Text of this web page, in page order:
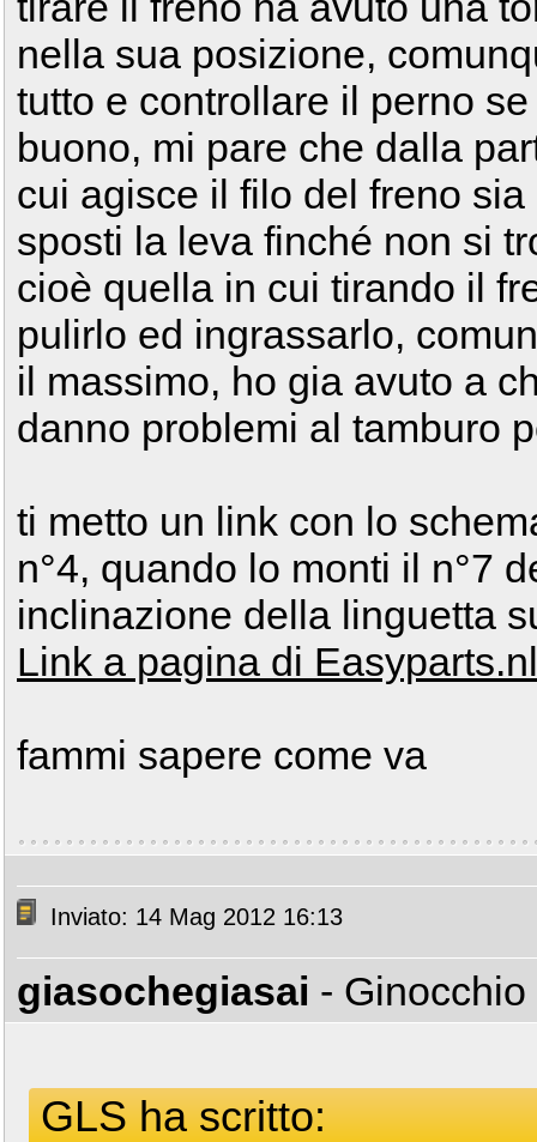
nella sua posizione,
tutto e controllare il perno
buono, mi pare che dalla
cui agisce il filo del freno
sposti la leva finché non si
cioè quella in cui tirando il
pulirlo ed ingrassarlo,
il massimo, ho gia avuto a
danno problemi al tamburo
ti metto un link con lo
n°4, quando lo monti il n°7
inclinazione della linguetta
Link a pagina di Easyparts.nl
fammi sapere come va
Inviato: 14 Mag 2012 16:13
giasochegiasai -
GLS ha scritto: